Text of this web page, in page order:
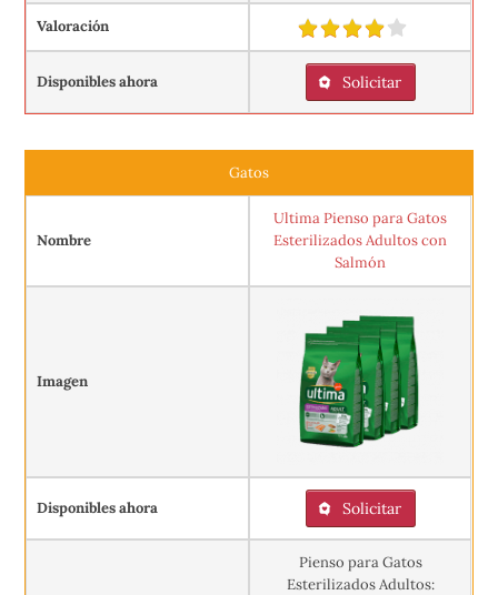
Valoración
Disponibles ahora Solicitar
Gatos
Nombre
Ultima Pienso para Gatos
Esterilizados Adultos con
Salmón
Imagen
Disponibles ahora Solicitar
Pienso para Gatos
Esterilizados Adultos: